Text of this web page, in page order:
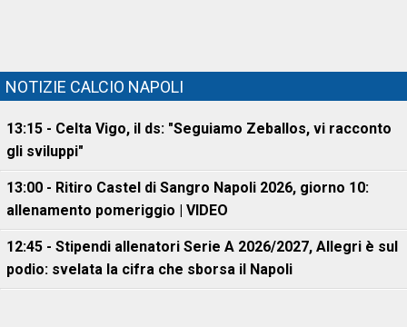
NOTIZIE CALCIO NAPOLI
13:15 - Celta Vigo, il ds: "Seguiamo Zeballos, vi racconto
gli sviluppi"
13:00 - Ritiro Castel di Sangro Napoli 2026, giorno 10:
allenamento pomeriggio | VIDEO
12:45 - Stipendi allenatori Serie A 2026/2027, Allegri è sul
podio: svelata la cifra che sborsa il Napoli